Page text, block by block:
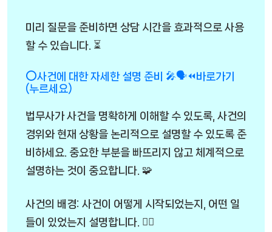
미리 질문을 준비하면 상담 시간을 효과적으로 사용
할 수 있습니다. ⏳
⭕사건에 대한 자세한 설명 준비 🎤🗣️⏪바로가기
(누르세요)
법무사가 사건을 명확하게 이해할 수 있도록, 사건의
경위와 현재 상황을 논리적으로 설명할 수 있도록 준
비하세요. 중요한 부분을 빠뜨리지 않고 체계적으로
설명하는 것이 중요합니다. 🧩
사건의 배경: 사건이 어떻게 시작되었는지, 어떤 일
들이 있었는지 설명합니다. 🕵️‍♂️